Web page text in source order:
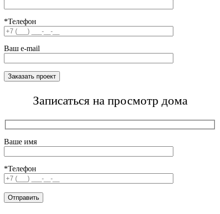
*Телефон
Ваш e-mail
Записаться на просмотр дома
Ваше имя
*Телефон